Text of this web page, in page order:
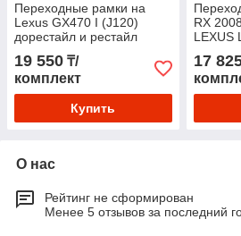
Переходные рамки на
Lexus GX470 I (J120)
дорестайл и рестайл
(2002-2008) AFS Hella 3 R
19 550 ₸/
комплект
Купить
RX
LEXUS
Г. В.
HELLA
17
О нас
Рейтинг не сформирован
Менее 5 отзывов за последний